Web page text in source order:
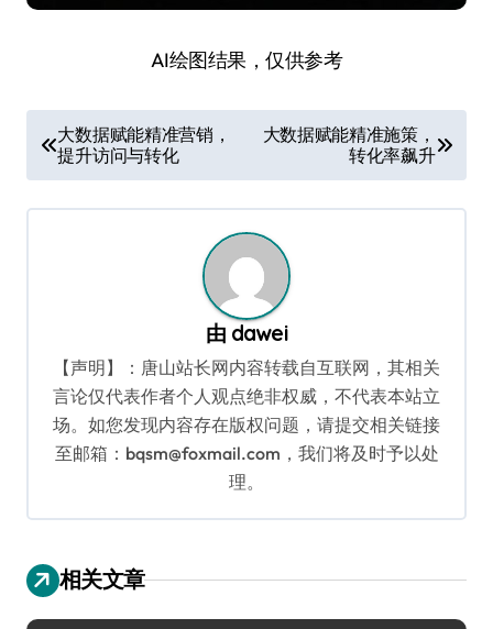
AI绘图结果，仅供参考
章
导
大数据赋能精准营销，
提升访问与转化
大数据赋能精准施策，
转化率飙升
由 dawei
【声明】：唐山站长网内容转载自互联网，其相关
言论仅代表作者个人观点绝非权威，不代表本站立
场。如您发现内容存在版权问题，请提交相关链接
至邮箱：bqsm@foxmail.com，我们将及时予以处
理。
相关文章